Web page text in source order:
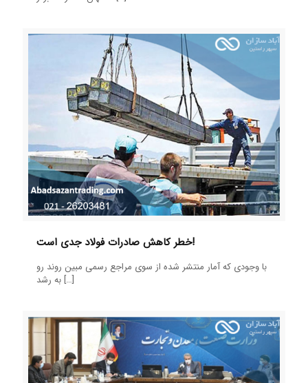
خطر کاهش صادرات فولاد جدی است!
با وجودی که آمار منتشر شده از سوی مراجع رسمی مبین روند رو
به رشد[…]